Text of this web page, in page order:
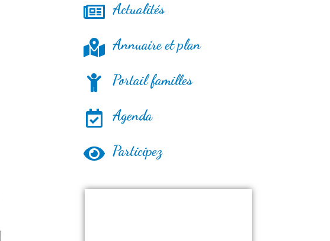
Actualités
Annuaire et plan
Portail familles
Agenda
Participez